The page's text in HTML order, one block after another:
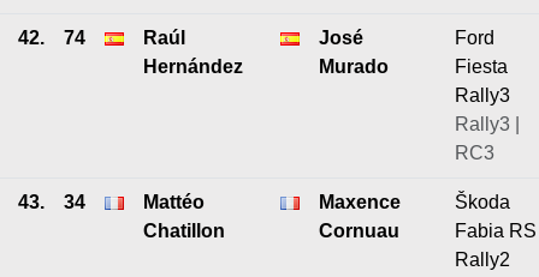
42. 74
Raúl
Hernández
José
Murado
Ford
Fiesta
Rally3
Rally3 |
RC3
43. 34
Mattéo
Chatillon
Maxence
Cornuau
Škoda
Fabia RS
Rally2